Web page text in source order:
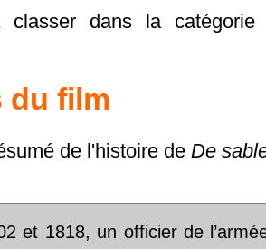
dans la
du film
de l'histoire de De
et 1818, un officier de